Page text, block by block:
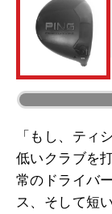
「もし、ティ
低いクラブを
常のドライバ
ス、そして短